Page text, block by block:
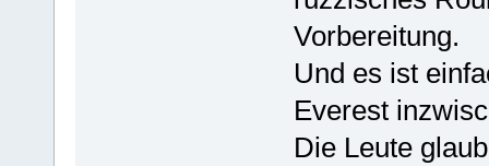
Vorbereitung.
Und es ist
Everest
Die Leute